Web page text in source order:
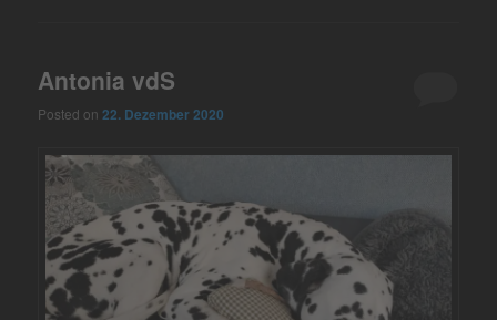
Antonia vdS
Posted on22. Dezember 2020